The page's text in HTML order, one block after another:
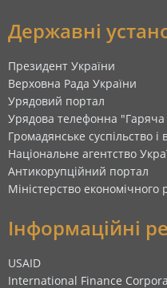
Державні
Президент України
Верховна Рада України
Урядовий портал
Урядова телефонна "Гаряча
Громадянське суспільство і
Національне агентство
Антикорупційний портал
Міністерство економічного
Інформаційні
USAID
International Finance